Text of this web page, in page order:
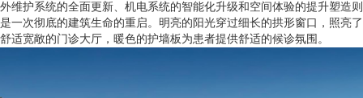
外维护系统的全面更新、机电系统的智能化升级和空间体验的提升塑造则
是一次彻底的建筑生命的重启。明亮的阳光穿过细长的拱形窗口，照亮了
舒适宽敞的门诊大厅，暖色的护墙板为患者提供舒适的候诊氛围。